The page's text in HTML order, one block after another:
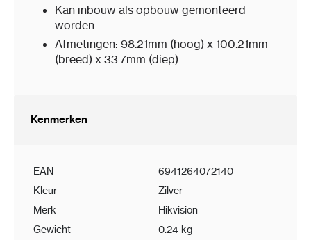
Kan inbouw als opbouw gemonteerd
worden
Afmetingen: 98.21mm (hoog) x 100.21mm
(breed) x 33.7mm (diep)
Kenmerken
EAN
6941264072140
Kleur
Zilver
Merk
Hikvision
Gewicht
0.24 kg